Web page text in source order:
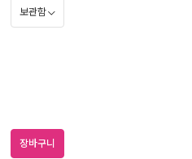
보관함
장바구니